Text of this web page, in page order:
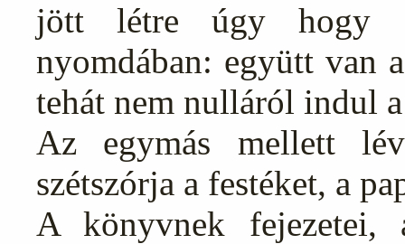
jött létre úgy hogy
nyomdában: együtt van
tehát nem nulláról indul
Az egymás mellett
szétszórja a festéket, a
A könyvnek fejezetei,